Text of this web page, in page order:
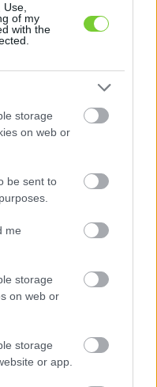
of my
with the
storage
on web or
be sent to
me
storage
on web or
storage
or app.